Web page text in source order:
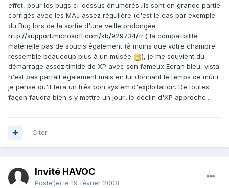
effet, pour les bugs ci-dessus énumérés..ils sont en grande partie
corrigés avec les MAJ assez réguliére (c'est le cas par exemple
du Bug lors de la sortie d'une veille prolongée
http://support.microsoft.com/kb/929734/fr ) la compatibilité
matérielle pas de soucis également (à moins que votre chambre
ressemble beaucoup plus à un musée
), je me souvient du
démarrage assez timide de XP avec son fameux Ecran bleu, vista
n'est pas parfait également mais en lui donnant le temps de mûrir
je pense qu'il fera un trés bon system d'exploitation. De toutes
façon faudra bien s y mettre un jour...le déclin d'XP approche..
Citer
Invité HAVOC
Posté(e) le 19 février 2008